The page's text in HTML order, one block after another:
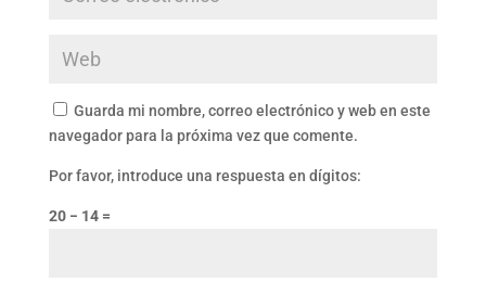
Guarda mi nombre, correo electrónico y web en este
navegador para la próxima vez que comente.
Por favor, introduce una respuesta en dígitos:
20 − 14 =